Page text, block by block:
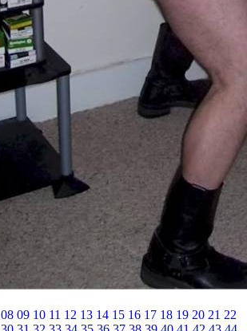
08 09 10 11 12 13 14 15 16 17 18 19 20 21 22